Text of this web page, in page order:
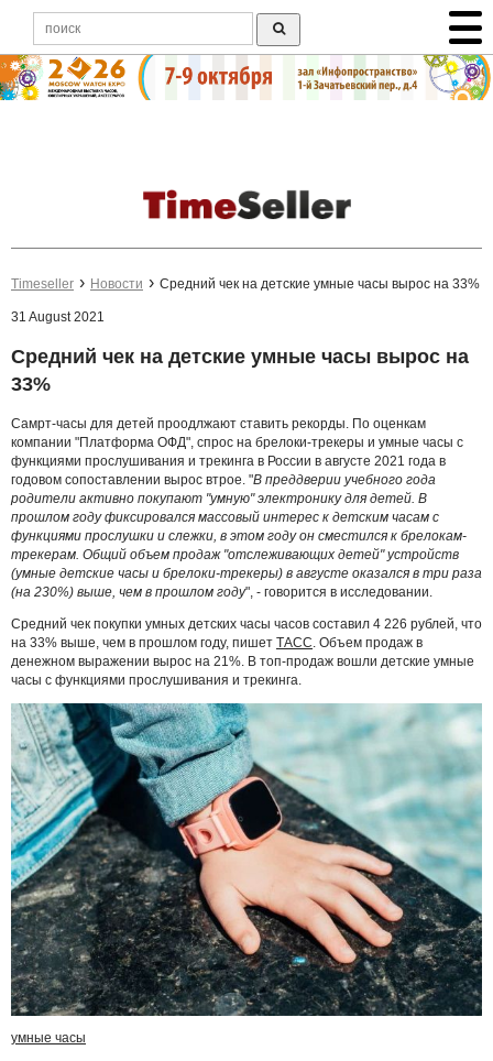
Timeseller Новости Средний чек на детские умные часы вырос на 33%
31 August 2021
Средний чек на детские умные часы вырос на
33%
Самрт-часы для детей проодлжают ставить рекорды. По оценкам
компании "Платформа ОФД", спрос на брелоки-трекеры и умные часы с
функциями прослушивания и трекинга в России в августе 2021 года в
годовом сопоставлении вырос втрое. "В преддверии учебного года
родители активно покупают "умную" электронику для детей. В
прошлом году фиксировался массовый интерес к детским часам с
функциями прослушки и слежки, в этом году он сместился к брелокам-
трекерам. Общий объем продаж "отслеживающих детей" устройств
(умные детские часы и брелоки-трекеры) в августе оказался в три раза
(на 230%) выше, чем в прошлом году", - говорится в исследовании.
Средний чек покупки умных детских часы часов составил 4 226 рублей, что
на 33% выше, чем в прошлом году, пишет ТАСС. Объем продаж в
денежном выражении вырос на 21%. В топ-продаж вошли детские умные
часы с функциями прослушивания и трекинга.
умные часы